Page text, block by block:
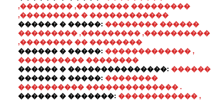
,�������� ,�������� ���������
,��������� � ������������
������ � �����: �������� ������
��������� ,��������� ,����������
,�������� �� ��������
������ � �����: ������������� ,
���������� ��������
������ � ���������������: ������
������ � �����: ��������
���������� �������������� .
������ � �������: ������������ ,